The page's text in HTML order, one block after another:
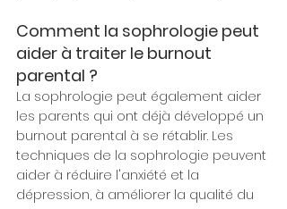
Comment la sophrologie peut
aider à traiter le burnout
parental ?
La sophrologie peut également aider
les parents qui ont déjà développé un
burnout parental à se rétablir. Les
techniques de la sophrologie peuvent
aider à réduire l'anxiété et la
dépression, à améliorer la qualité du